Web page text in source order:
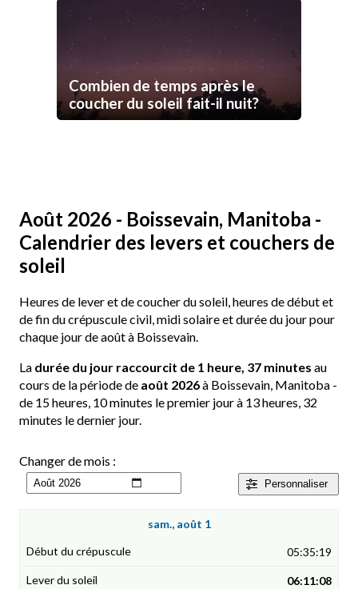
Combien de temps après le
coucher du soleil fait-il nuit?
Août 2026 - Boissevain, Manitoba -
Calendrier des levers et couchers de
soleil
Heures de lever et de coucher du soleil, heures de début et
de fin du crépuscule civil, midi solaire et durée du jour pour
chaque jour de août à Boissevain.
La durée du jour raccourcit de 1 heure, 37 minutes au
cours de la période de août 2026à Boissevain, Manitoba -
de 15 heures, 10 minutes le premier jour à 13 heures, 32
minutes le dernier jour.
Personnaliser
Changer de mois :
sam., août 1
05:35:19
06:11:08